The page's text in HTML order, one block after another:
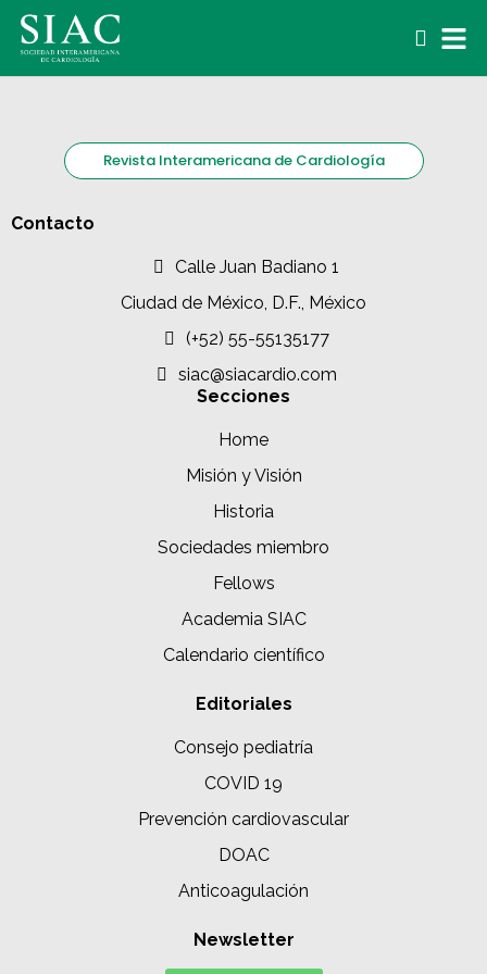
Revista Interamericana de Cardiología
Contacto
Calle Juan Badiano 1
Ciudad de México, D.F., México
(+52) 55-55135177
siac@siacardio.com
Secciones
Home
Misión y Visión
Historia
Sociedades miembro
Fellows
Academia SIAC
Calendario científico
Editoriales
Consejo pediatría
COVID 19
Prevención cardiovascular
DOAC
Anticoagulación
Newsletter